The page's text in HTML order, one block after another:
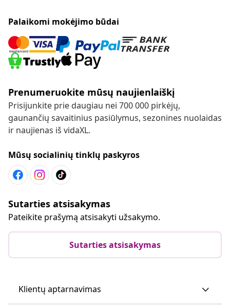
Palaikomi mokėjimo būdai
Prenumeruokite mūsų naujienlaiškį
Prisijunkite prie daugiau nei 700 000 pirkėjų,
gaunančių savaitinius pasiūlymus, sezonines nuolaidas
ir naujienas iš vidaXL.
Mūsų socialinių tinklų paskyros
Sutarties atsisakymas
Pateikite prašymą atsisakyti užsakymo.
Sutarties atsisakymas
Klientų aptarnavimas